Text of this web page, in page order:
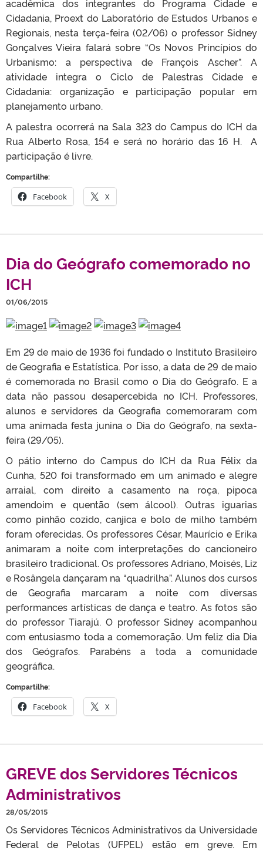
acadêmica dos integrantes do Programa Cidade e
Cidadania, Proext do Laboratório de Estudos Urbanos e
Regionais, nesta terça-feira (02/06) o professor Sidney
Gonçalves Vieira falará sobre “Os Novos Princípios do
Urbanismo: a perspectiva de François Ascher”. A
atividade integra o Ciclo de Palestras Cidade e
Cidadania: organização e participação popular em
planejamento urbano.
A palestra ocorrerá na Sala 323 do Campus do ICH da
Rua Alberto Rosa, 154 e será no horário das 16 H. A
participação é livre.
Compartilhe:
Facebook X
Dia do Geógrafo comemorado no
ICH
01/06/2015
Em 29 de maio de 1936 foi fundado o Instituto Brasileiro
de Geografia e Estatística. Por isso, a data de 29 de maio
é comemorada no Brasil como o Dia do Geógrafo. E a
data não passou desapercebida no ICH. Professores,
alunos e servidores da Geografia comemoraram com
uma animada festa junina o Dia do Geógrafo, na sexta-
feira (29/05).
O pátio interno do Campus do ICH da Rua Félix da
Cunha, 520 foi transformado em um animado e alegre
arraial, com direito a casamento na roça, pipoca
amendoim e quentão (sem álcool). Outras iguarias
como pinhão cozido, canjica e bolo de milho também
foram oferecidas. Os professores César, Maurício e Erika
animaram a noite com interpretações do cancioneiro
brasileiro tradicional. Os professores Adriano, Moisés, Liz
e Rosângela dançaram na “quadrilha”. Alunos dos cursos
de Geografia marcaram a noite com diversas
performances artísticas de dança e teatro. As fotos são
do professor Tiarajú. O professor Sidney acompanhou
com entusiasmo toda a comemoração. Um feliz dia Dia
dos Geógrafos. Parabéns a toda a comunidade
geográfica.
Compartilhe:
Facebook X
GREVE dos Servidores Técnicos
Administrativos
28/05/2015
Os Servidores Técnicos Administrativos da Universidade
Federal de Pelotas (UFPEL) estão em greve. Em